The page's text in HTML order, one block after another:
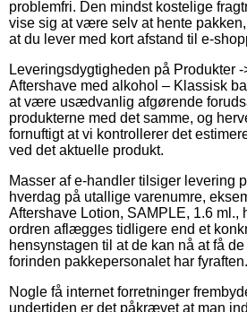
problemfri. Den mindst kostelige
vise sig at være selv at hente
at du lever med kort afstand til e-
Leveringsdygtigheden på Produkter -
Aftershave med alkohol – Klassisk
at være usædvanlig afgørende
produkterne med det samme, og
fornuftigt at vi kontrollerer det
ved det aktuelle produkt.
Masser af e-handler tilsiger levering
hverdag på utallige varenumre,
Aftershave Lotion, SAMPLE, 1.6 ml.,
ordren aflægges tidligere end et
hensynstagen til at de kan nå at få
forinden pakkepersonalet har fyraften.
Nogle få internet forretninger
undertiden er det påkrævet at man